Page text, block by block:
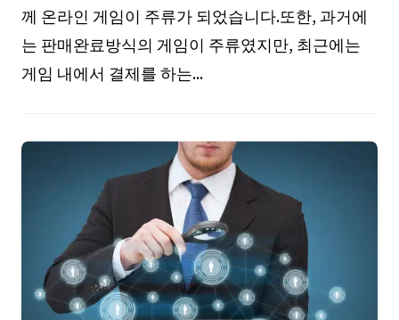
께 온라인 게임이 주류가 되었습니다.또한, 과거에
는 판매완료방식의 게임이 주류였지만, 최근에는
게임 내에서 결제를 하는...